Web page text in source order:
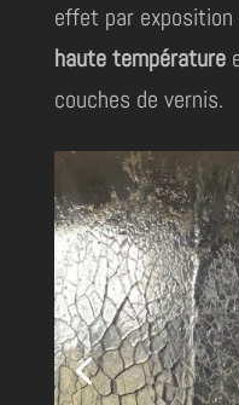
effet par
haute température
couches de vernis.